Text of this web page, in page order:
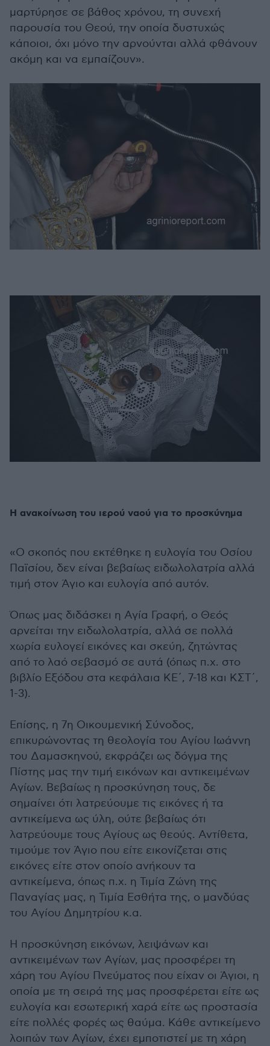
μαρτύρησε σε βάθος χρόνου, τη συνεχή
παρουσία του Θεού, την οποία δυστυχώς
κάποιοι, όχι μόνο την αρνούνται αλλά φθάνουν
ακόμη και να εμπαίζουν».
Η ανακοίνωση του ιερού ναού για το προσκύνημα
«Ο σκοπός που εκτέθηκε η ευλογία του Οσίου
Παϊσίου, δεν είναι βεβαίως ειδωλολατρία αλλά
τιμή στον Άγιο και ευλογία από αυτόν.
Όπως μας διδάσκει η Αγία Γραφή, ο Θεός
αρνείται την ειδωλολατρία, αλλά σε πολλά
χωρία ευλογεί εικόνες και σκεύη, ζητώντας
από το λαό σεβασμό σε αυτά (όπως π.χ. στο
βιβλίο Εξόδου στα κεφάλαια ΚΕ΄, 7-18 και ΚΣΤ΄,
1-3).
Επίσης, η 7η Οικουμενική Σύνοδος,
επικυρώνοντας τη θεολογία του Αγίου Ιωάννη
του Δαμασκηνού, εκφράζει ως δόγμα της
Πίστης μας την τιμή εικόνων και αντικειμένων
Αγίων. Βεβαίως η προσκύνηση τους, δε
σημαίνει ότι λατρεύουμε τις εικόνες ή τα
αντικείμενα ως ύλη, ούτε βεβαίως ότι
λατρεύουμε τους Αγίους ως θεούς. Αντίθετα,
τιμούμε τον Άγιο που είτε εικονίζεται στις
εικόνες είτε στον οποίο ανήκουν τα
αντικείμενα, όπως π.χ. η Τιμία Ζώνη της
Παναγίας μας, η Τιμία Εσθήτα της, ο μανδύας
του Αγίου Δημητρίου κ.α.
Η προσκύνηση εικόνων, λειψάνων και
αντικειμένων των Αγίων, μας προσφέρει τη
χάρη του Αγίου Πνεύματος που είχαν οι Άγιοι, η
οποία με τη σειρά της μας προσφέρεται είτε ως
ευλογία και εσωτερική χαρά είτε ως προστασία
είτε πολλές φορές ως θαύμα. Κάθε αντικείμενο
λοιπών των Αγίων, έχει εμποτιστεί με τη χάρη